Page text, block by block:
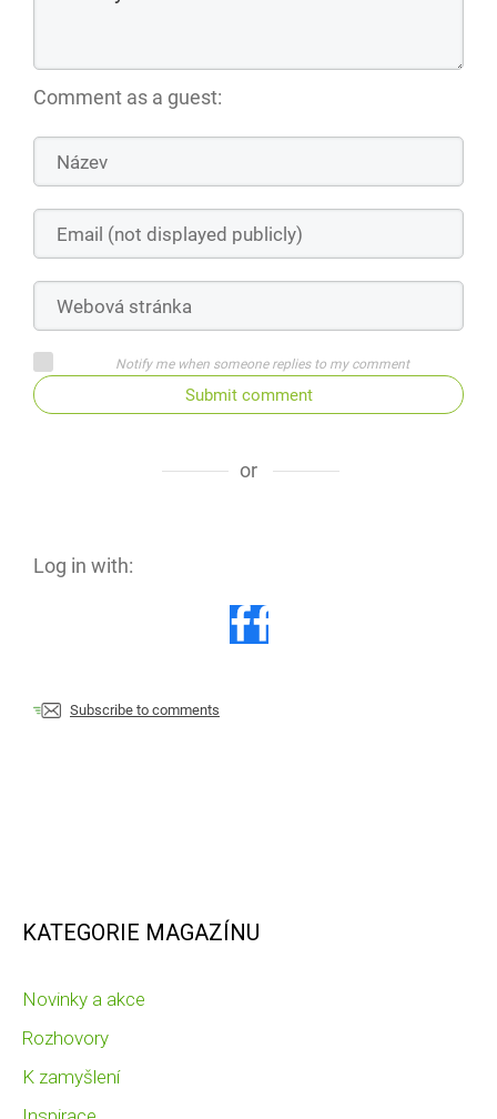
Comment as a guest:
Notify me when someone replies to my comment
Submit comment
or
Log in with:
Subscribe to comments
KATEGORIE MAGAZÍNU
Novinky a akce
Rozhovory
K zamyšlení